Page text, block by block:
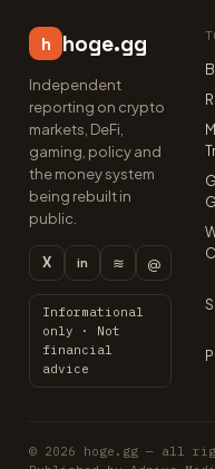
h hoge.gg
Independent
reporting on crypto
markets, DeFi,
gaming, policy and
the money system
being rebuilt in
public.
X in ≋ @
Informational
only · Not
financial
advice
© 2026 hoge.gg — all